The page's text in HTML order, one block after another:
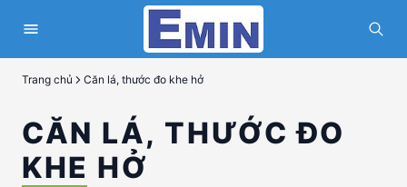
Trang chủ Căn lá, thước đo khe hở
CĂN LÁ, THƯỚC ĐO
KHE HỞ